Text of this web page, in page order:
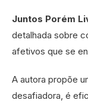
Juntos Porém
detalhada sobre
afetivos que se
A autora propõe
desafiadora, é